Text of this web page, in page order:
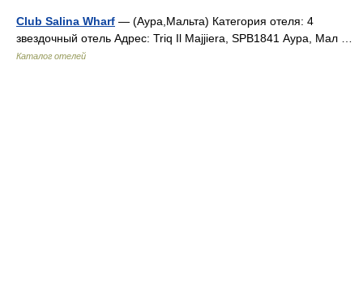
Club Salina Wharf — (Аура,Мальта) Категория отеля: 4
звездочный отель Адрес: Triq Il Majjiera, SPB1841 Аура, Мал …
Каталог отелей